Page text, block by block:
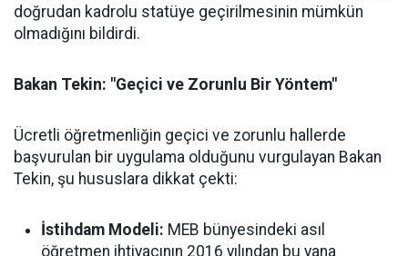
doğrudan kadrolu statüye geçirilmesinin mümkün
olmadığını bildirdi.
Bakan Tekin: "Geçici ve Zorunlu Bir Yöntem"
Ücretli öğretmenliğin geçici ve zorunlu hallerde
başvurulan bir uygulama olduğunu vurgulayan Bakan
Tekin, şu hususlara dikkat çekti:
İstihdam Modeli: MEB bünyesindeki asıl
öğretmen ihtiyacının 2016 yılından bu yana